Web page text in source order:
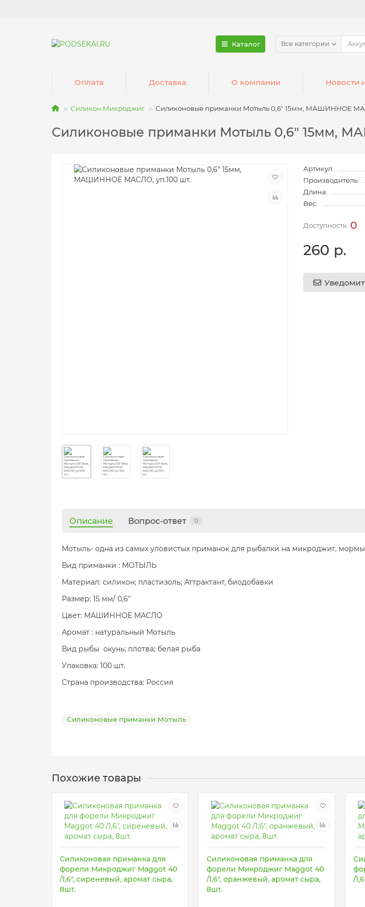
Каталог Все категории
Оплата Доставка О компании Новости
Силикон Микроджиг Силиконовые приманки Мотыль 0,6" 15мм, МАШИННОЕ
Силиконовые приманки Мотыль 0,6" 15мм,
Артикул:
Производитель:
Длина:
Вес:
0
260 р.
Описание Вопрос-ответ 0
Мотыль- одна из самых уловистых приманок для рыбалки на микроджиг,
Вид приманки : МОТЫЛЬ
Материал: силикон; пластизоль; Аттрактант, биодобавки
Размер: 15 мм/ 0,6"
Цвет: МАШИННОЕ МАСЛО
Аромат : натуральный Мотыль
Вид рыбы окунь; плотва; белая рыба
Упаковка: 100 шт.
Страна производства: Россия
Силиконовые приманки Мотыль
Похожие товары
Силиконовая приманка для
форели Микроджиг Maggot 40
/1,6", сиреневый, аромат сыра,
8шт.
Силиконовая приманка для
форели Микроджиг Maggot 40
/1,6", оранжевый, аромат сыра,
8шт.
/